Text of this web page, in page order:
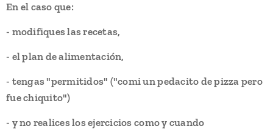
En el caso que:
- modifiques las recetas,
- el plan de alimentación,
- tengas "permitidos" ("comi un pedacito de pizza pero
fue chiquito")
- y no realices los ejercicios como y cuando